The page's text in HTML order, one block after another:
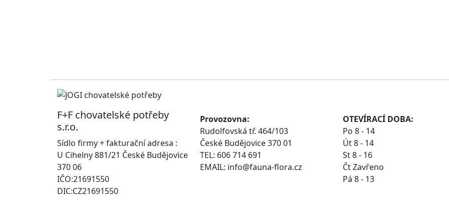
F+F chovatelské potřeby
s.r.o.
Sídlo firmy + fakturační adresa :
U Cihelny 881/21 České Budějovice
370 06
IČO:21691550
DIC:CZ21691550
Provozovna:
Rudolfovská tř. 464/103
České Budějovice 370 01
TEL: 606 714 691
EMAIL: info@fauna-flora.cz
OTEVÍRACÍ DOBA:
Po 8 - 14
Út 8 - 14
St 8 - 16
Čt Zavřeno
Pá 8 - 13